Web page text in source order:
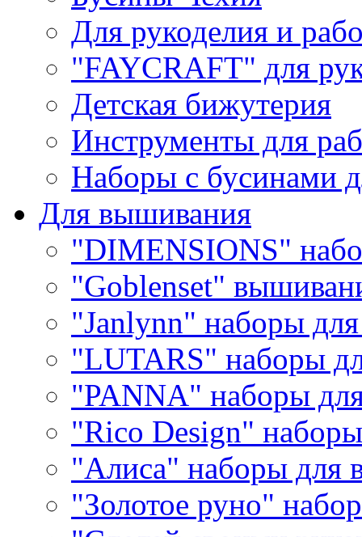
Для рукоделия и
"FAYCRAFT" для
Детская бижутерия
Инструменты для
Наборы с бусинами
Для вышивания
"DIMENSIONS"
"Goblenset"
"Janlynn" наборы
"LUTARS" наборы
"PANNA" наборы
"Rico Design"
"Алиса" наборы для
"Золотое руно"